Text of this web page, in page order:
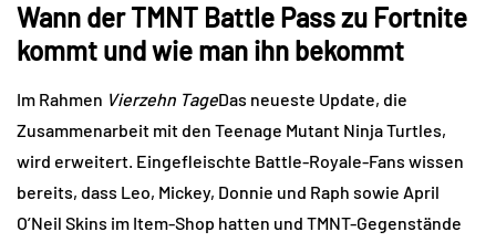
Wann der TMNT Battle Pass zu Fortnite
kommt und wie man ihn bekommt
Im Rahmen Vierzehn TageDas neueste Update, die
Zusammenarbeit mit den Teenage Mutant Ninja Turtles,
wird erweitert. Eingefleischte Battle-Royale-Fans wissen
bereits, dass Leo, Mickey, Donnie und Raph sowie April
O’Neil Skins im Item-Shop hatten und TMNT-Gegenstände